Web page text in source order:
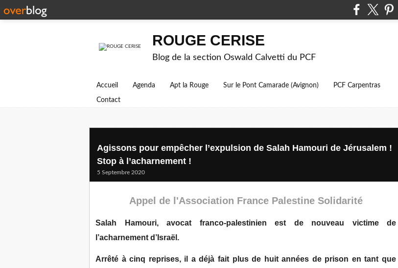
ROUGE CERISE
Blog de la section Oswald Calvetti du PCF
Accueil Agenda Apt la Rouge Sur le Pont Camarade (Avignon) PCF Carpentras
Contact
Agissons pour empêcher l’expulsion de Salah Hamouri de Jérusalem !
Stop à l’acharnement !
5 Septembre 2020
Appel de l'Association France Palestine Solidarité
Salah Hamouri, avocat franco-palestinien est de nouveau victime de
l’acharnement d’Israël.
Arrêté à cinq reprises, il a déjà fait plus de huit années de prison en tant que